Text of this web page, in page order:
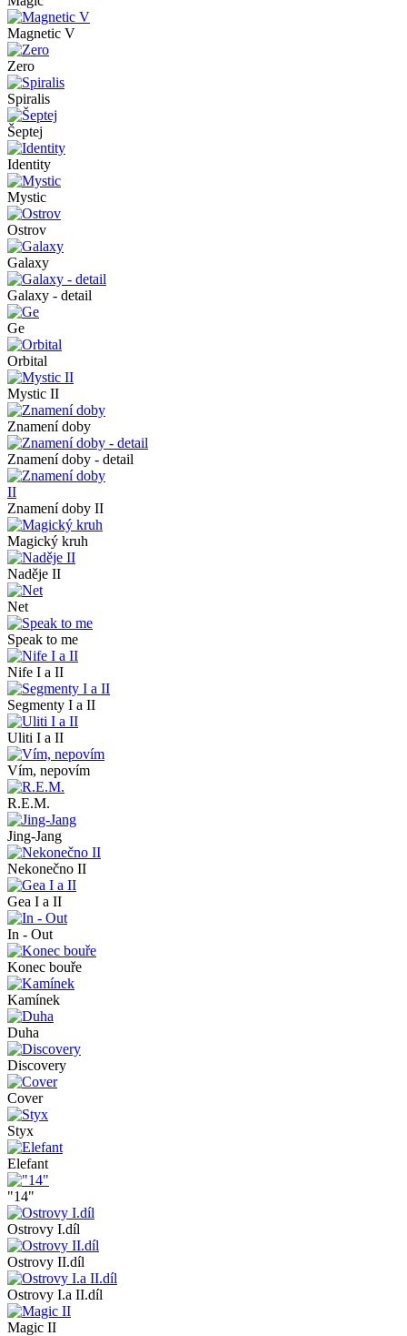
Magnetic V
Zero
Spiralis
Šeptej
Identity
Mystic
Ostrov
Galaxy
Galaxy - detail
Ge
Orbital
Mystic II
Znamení doby
Znamení doby - detail
Znamení doby II
Magický kruh
Naděje II
Net
Speak to me
Nife I a II
Segmenty I a II
Uliti I a II
Vím, nepovím
R.E.M.
Jing-Jang
Nekonečno II
Gea I a II
In - Out
Konec bouře
Kamínek
Duha
Discovery
Cover
Styx
Elefant
"14"
Ostrovy I.díl
Ostrovy II.díl
Ostrovy I.a II.díl
Magic II